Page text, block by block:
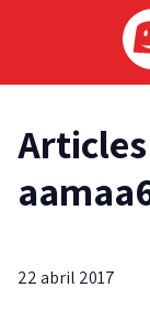
22 abril 2017